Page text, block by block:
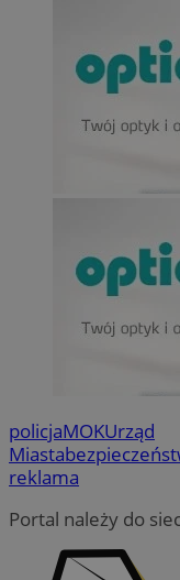
policjaMOKUrząd
Miasta
reklama
Portal należy do